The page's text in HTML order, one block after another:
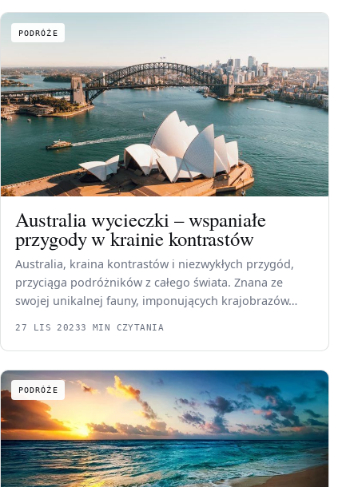
PODRÓŻE
Australia wycieczki – wspaniałe
przygody w krainie kontrastów
Australia, kraina kontrastów i niezwykłych przygód,
przyciąga podróżników z całego świata. Znana ze
swojej unikalnej fauny, imponujących krajobrazów…
27 LIS 20233 MIN CZYTANIA
PODRÓŻE